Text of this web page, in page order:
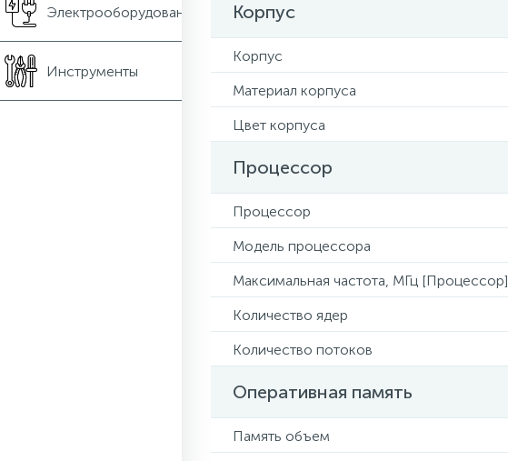
Электрооборудование
Инструменты
Корпус
Корпус
Материал корпуса
Цвет корпуса
Процессор
Процессор
Модель процессора
Максимальная частота, МГц [Процессор]
Количество ядер
Количество потоков
Оперативная память
Память объем